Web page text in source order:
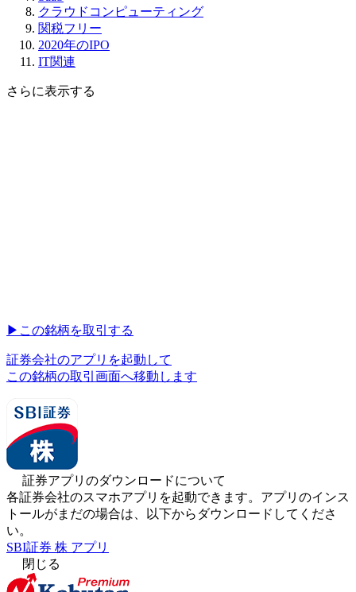
クラウドコンピューティング
関税フリー
2020年のIPO
IT関連
さらに表示する
▶︎ この銘柄を取引する
証券会社のアプリを起動して
この銘柄の取引画面へ移動します
証券アプリのダウンロードについて
各証券会社のスマホアプリを起動できます。アプリのインス
トールがまだの場合は、以下からダウンロードしてくださ
い。
SBI証券 株 アプリ
閉じる